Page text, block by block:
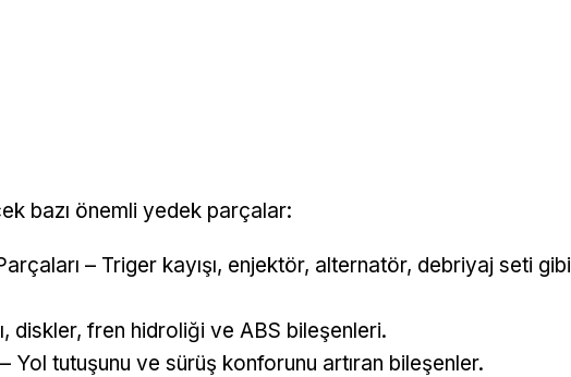
bazı önemli yedek parçalar:
– Triger kayışı, enjektör, alternatör, debriyaj seti gibi
diskler, fren hidroliği ve ABS bileşenleri.
tutuşunu ve sürüş konforunu artıran bileşenler.